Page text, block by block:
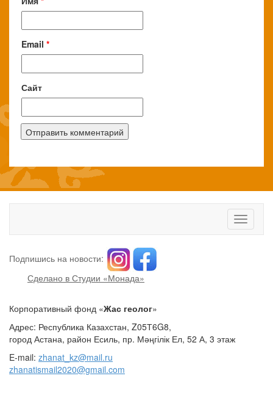
Email *
Сайт
Toggle
Подпишись на новости:
Сделано в Студии «Монада»
Корпоративный фонд «Жас геолог»
Адрес: Республика Казахстан, Z05Т6G8,
город Астана, район Есиль, пр. Мәңгілік Ел, 52 А, 3 этаж
E-mail: zhanat_kz@mail.ru
zhanatismail2020@gmail.com